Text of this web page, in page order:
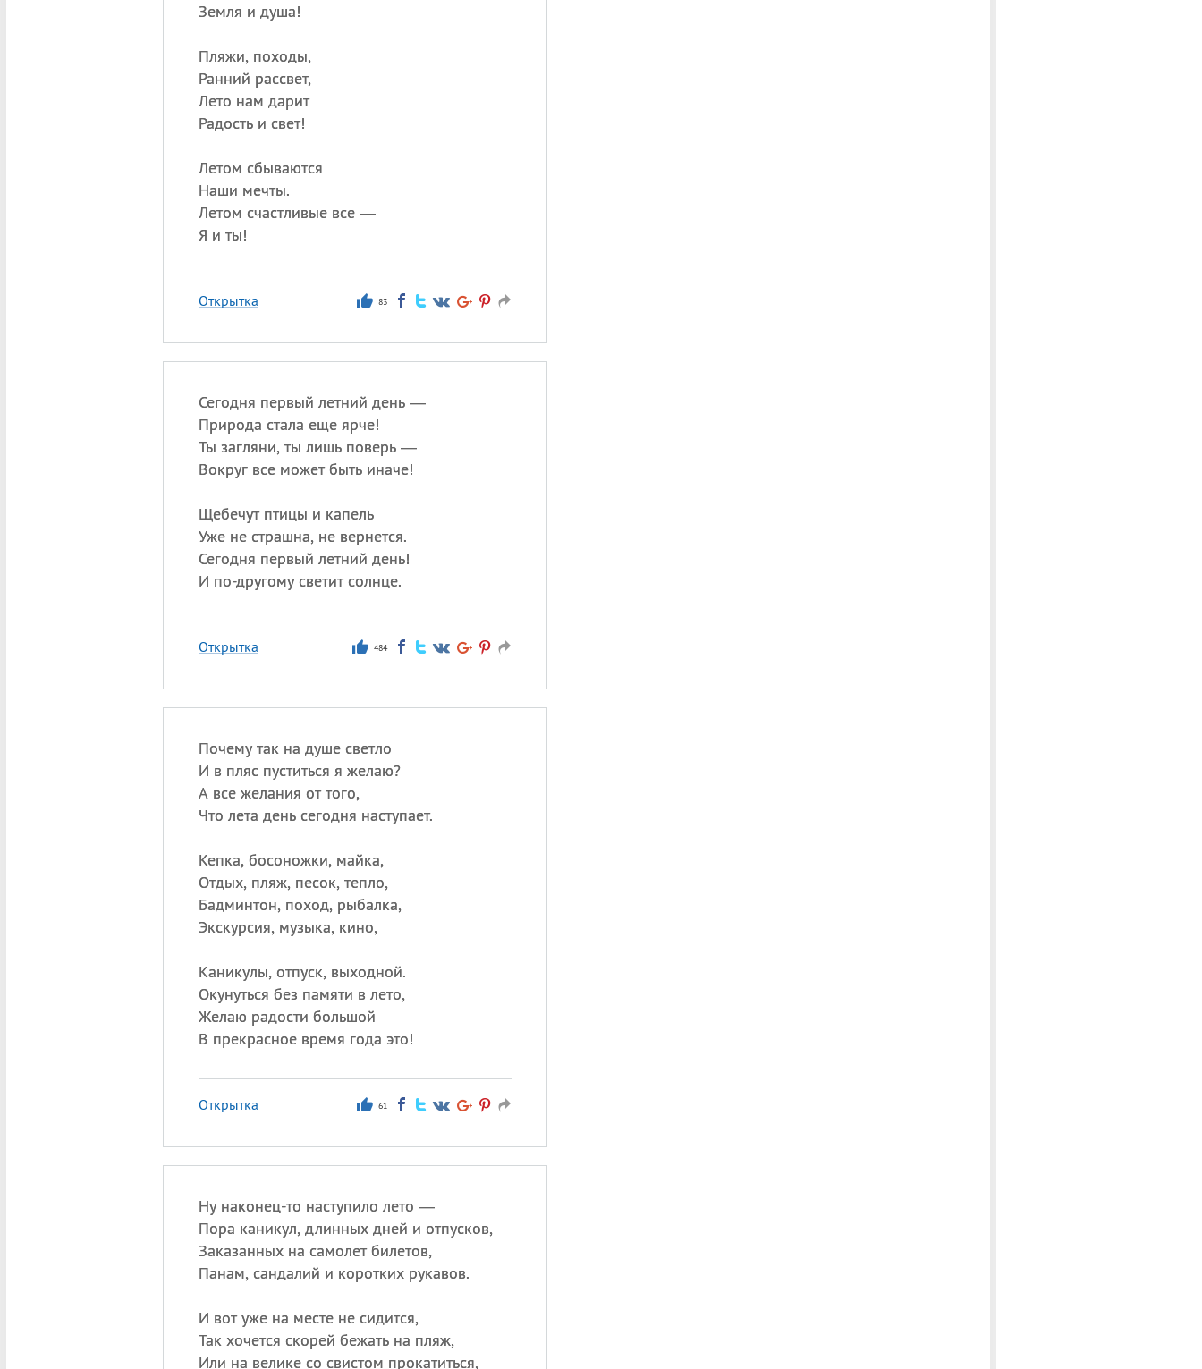
Земля и душа!
Пляжи, походы,
Ранний рассвет,
Лето нам дарит
Радость и свет!
Летом сбываются
Наши мечты.
Летом счастливые все —
Я и ты!
Открытка 83
Сегодня первый летний день —
Природа стала еще ярче!
Ты загляни, ты лишь поверь —
Вокруг все может быть иначе!
Щебечут птицы и капель
Уже не страшна, не вернется.
Сегодня первый летний день!
И по-другому светит солнце.
Открытка 484
Почему так на душе светло
И в пляс пуститься я желаю?
А все желания от того,
Что лета день сегодня наступает.
Кепка, босоножки, майка,
Отдых, пляж, песок, тепло,
Бадминтон, поход, рыбалка,
Экскурсия, музыка, кино,
Каникулы, отпуск, выходной.
Окунуться без памяти в лето,
Желаю радости большой
В прекрасное время года это!
Открытка 61
Ну наконец-то наступило лето —
Пора каникул, длинных дней и отпусков,
Заказанных на самолет билетов,
Панам, сандалий и коротких рукавов.
И вот уже на месте не сидится,
Так хочется скорей бежать на пляж,
Или на велике со свистом прокатиться,